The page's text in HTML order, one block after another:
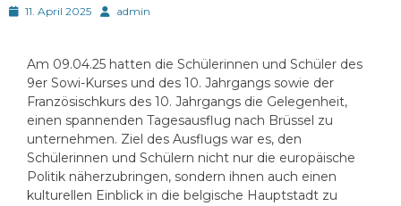
Posted11. April 2025 Autoradmin
Am 09.04.25 hatten die Schülerinnen und Schüler des
9er Sowi-Kurses und des 10. Jahrgangs sowie der
Französischkurs des 10. Jahrgangs die Gelegenheit,
einen spannenden Tagesausflug nach Brüssel zu
unternehmen. Ziel des Ausflugs war es, den
Schülerinnen und Schülern nicht nur die europäische
Politik näherzubringen, sondern ihnen auch einen
kulturellen Einblick in die belgische Hauptstadt zu